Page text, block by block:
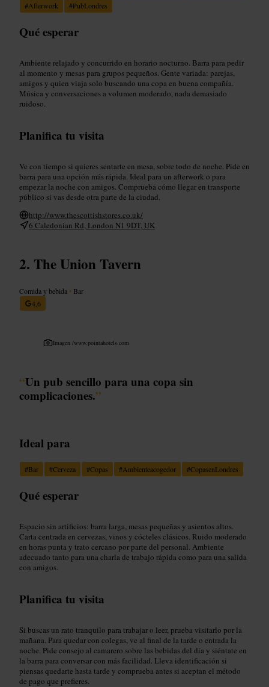
#Afterwork #PubLondres
Qué esperar
Ambiente relajado y concurrido en horario nocturno. Barra para pedir
al momento y mesas para grupos pequeños. Gente variada: parejas,
amigos y quien viaja solo buscando una copa en buena compañía.
Música y conversaciones a volumen moderado, nada demasiado
ruidoso.
Planifica tu visita
Ve con tiempo si quieres sentarte en mesa, sobre todo de noche. Pide en
barra para una opción más rápida. Ideal para un afterwork o para
empezar la noche con amigos. Comprueba cómo llegar en transporte
público si vas desde otra parte de la ciudad.
http://www.thescottishstores.co.uk/
6 Caledonian Rd, London N1 9DT, UK
The Union Tavern
Comida y bebida • Bar
4,6
Imagen /www.pointahotels.com
“Un pub sencillo para una copa sin
complicaciones.”
Ideal para
#Bar #Cerveza #Copas #Ambienteacogedor #CopasenLondres
Qué esperar
Espacio sin artificios: barra larga, mesas pequeñas y asientos altos.
Carta centrada en cervezas, vinos y cócteles clásicos. Ruido moderado
en horas punta y trato cercano por parte del personal. Ambiente
adecuado tanto para una charla de trabajo rápida como para una salida
con amigos.
Planifica tu visita
Si buscas un rato tranquilo para trabajar o leer, prueba visitarlo por la
mañana. Para quedar con colegas, ve al final de la tarde o entrada la
noche. Pide consejo al camarero sobre las bebidas del día y siéntate en
la barra para conversar con más facilidad. Lleva identificación si
piensas quedarte hasta tarde y comprueba antes si aceptan el método
de pago que prefieres.